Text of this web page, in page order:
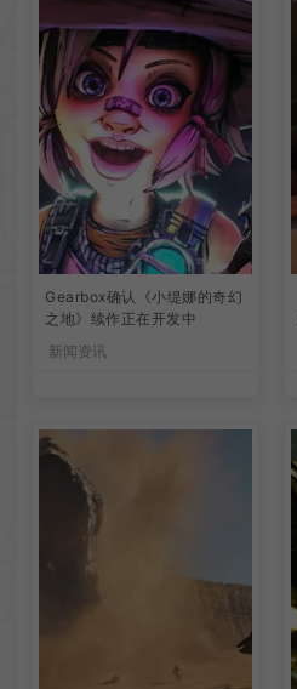
Gearbox确认《小缇娜的奇幻
之地》续作正在开发中
新闻资讯